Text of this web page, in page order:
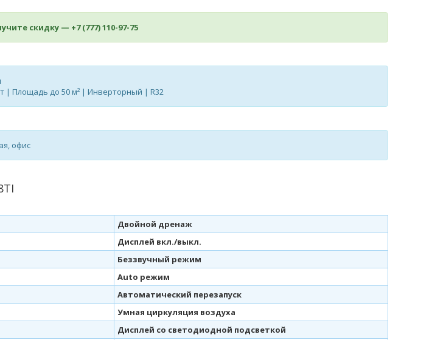
скидку — +7 (777) 110-97-75
| Площадь до 50 м² | Инверторный | R32
офис
Двойной дренаж
Дисплей вкл./выкл.
Беззвучный режим
Auto режим
Автоматический перезапуск
Умная циркуляция воздуха
Дисплей со светодиодной подсветкой